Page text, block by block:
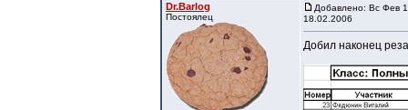
Dr.Barlog
Постоялец
Добавлено: Вс Фев
18.02.2006
Добил наконец